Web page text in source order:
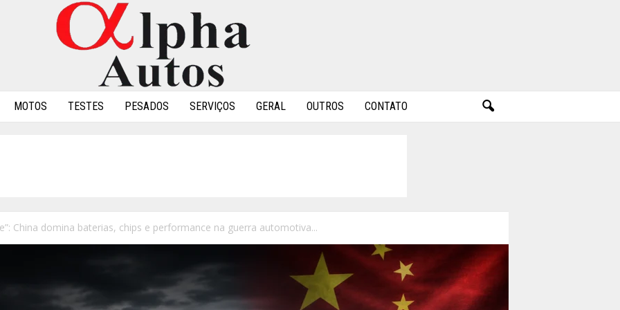
MOTOS TESTES PESADOS SERVIÇOS GERAL OUTROS CONTATO
China domina baterias, chips e performance na guerra automotiva...